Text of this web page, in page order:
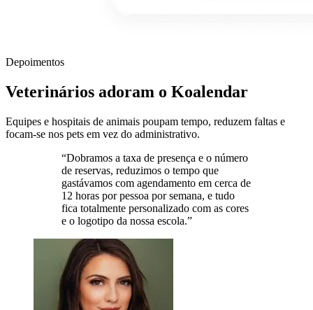
Depoimentos
Veterinários adoram o Koalendar
Equipes e hospitais de animais poupam tempo, reduzem faltas e
focam-se nos pets em vez do administrativo.
“Dobramos a taxa de presença e o número
de reservas, reduzimos o tempo que
gastávamos com agendamento em cerca de
12 horas por pessoa por semana, e tudo
fica totalmente personalizado com as cores
e o logotipo da nossa escola.”